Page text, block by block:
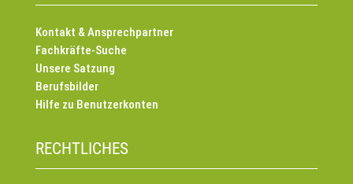
Kontakt & Ansprechpartner
Fachkräfte-Suche
Unsere Satzung
Berufsbilder
Hilfe zu Benutzerkonten
RECHTLICHES